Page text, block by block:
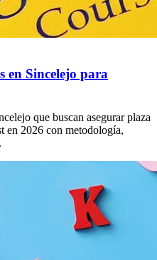
en Sincelejo para
que buscan asegurar plaza
en 2026 con metodología,